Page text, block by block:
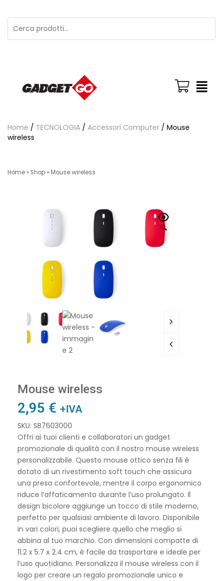
Home / TECNOLOGIA / Accessori Computer / Mouse
wireless
Home » Shop » Mouse wireless
🔍
Mouse wireless
2,95 € +IVA
SKU: SB7603000
Offri ai tuoi clienti e collaboratori un gadget
promozionale di qualità con il nostro mouse wireless
personalizzabile. Questo mouse ottico senza fili è
dotato di un rivestimento soft touch che assicura
una presa confortevole, mentre il corpo ergonomico
riduce l’affaticamento durante l’uso prolungato. Il
design bicolore aggiunge un tocco di stile moderno,
perfetto per qualsiasi ambiente di lavoro. Disponibile
in vari colori, puoi scegliere quello che meglio si
abbina al tuo marchio. Con dimensioni compatte di
11.2 x 5.7 x 2.4 cm, è facile da trasportare e ideale per
l’uso quotidiano. Personalizza il mouse wireless con il
logo per creare un regalo promozionale unico e